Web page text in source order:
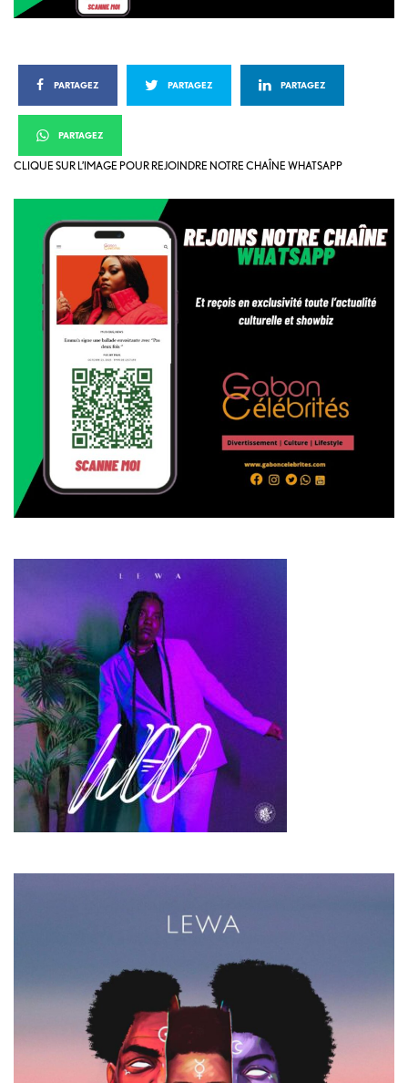
PARTAGEZ PARTAGEZ PARTAGEZ
PARTAGEZ
CLIQUE SUR L’IMAGE POUR REJOINDRE NOTRE CHAÎNE WHATSAPP